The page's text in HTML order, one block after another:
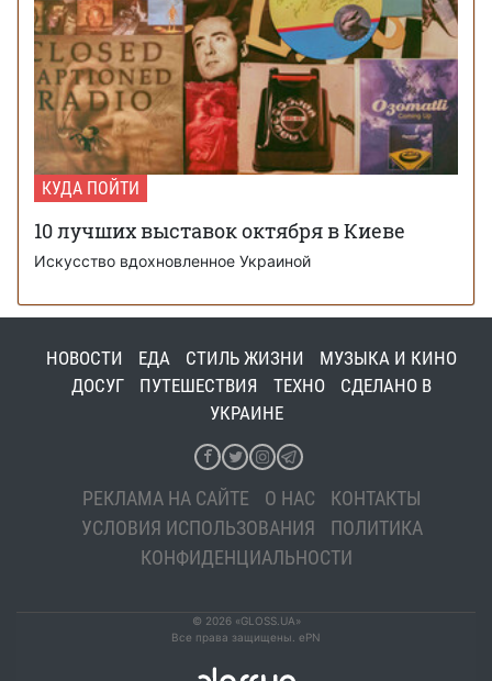
КУДА ПОЙТИ
10 лучших выставок октября в Киеве
Искусство вдохновленное Украиной
НОВОСТИ ЕДА СТИЛЬ ЖИЗНИ
МУЗЫКА И КИНО
ДОСУГ
ПУТЕШЕСТВИЯ ТЕХНО
СДЕЛАНО В
УКРАИНЕ
РЕКЛАМА НА САЙТЕ О НАС
КОНТАКТЫ
УСЛОВИЯ ИСПОЛЬЗОВАНИЯ
ПОЛИТИКА
КОНФИДЕНЦИАЛЬНОСТИ
© 2026 «GLOSS.UA»
Все права защищены. ePN